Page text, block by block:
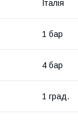
Італія
1 бар
4 бар
1 град.